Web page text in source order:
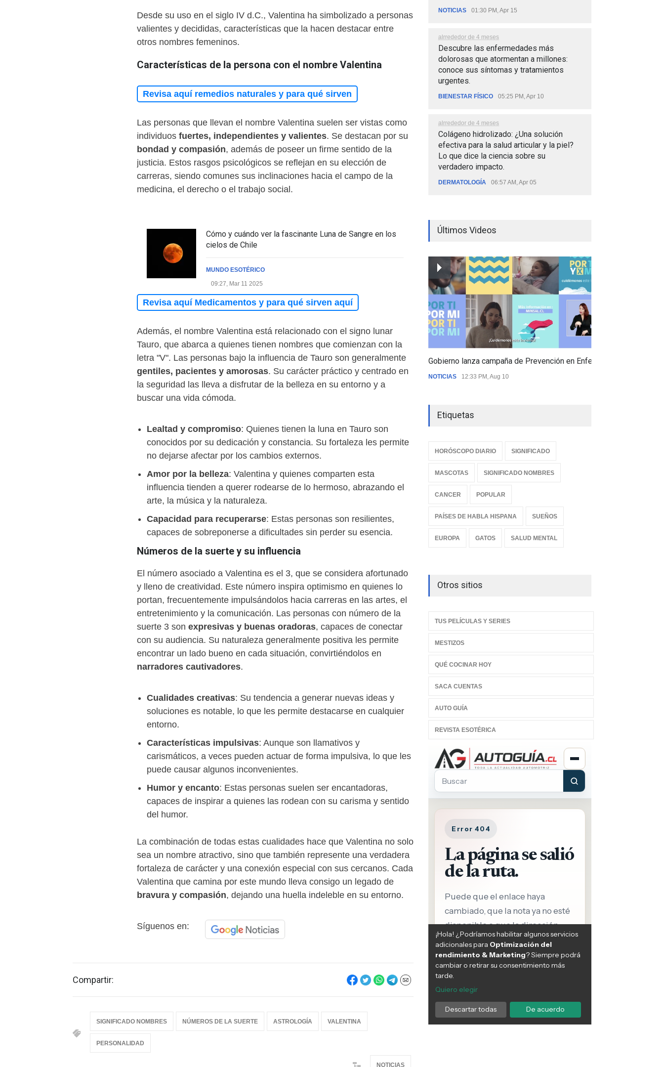
Desde su uso en el siglo IV d.C., Valentina ha simbolizado a personas
valientes y decididas, características que la hacen destacar entre
otros nombres femeninos.
Características de la persona con el nombre Valentina
Revisa aquí remedios naturales y para qué sirven
Las personas que llevan el nombre Valentina suelen ser vistas como
individuos fuertes, independientes y valientes. Se destacan por su
bondad y compasión, además de poseer un firme sentido de la
justicia. Estos rasgos psicológicos se reflejan en su elección de
carreras, siendo comunes sus inclinaciones hacia el campo de la
medicina, el derecho o el trabajo social.
Cómo y cuándo ver la fascinante Luna de Sangre en los
cielos de Chile
MUNDO ESOTÉRICO
09:27, Mar 11 2025
Revisa aquí Medicamentos y para qué sirven aquí
Además, el nombre Valentina está relacionado con el signo lunar
Tauro, que abarca a quienes tienen nombres que comienzan con la
letra "V". Las personas bajo la influencia de Tauro son generalmente
gentiles, pacientes y amorosas. Su carácter práctico y centrado en
la seguridad las lleva a disfrutar de la belleza en su entorno y a
buscar una vida cómoda.
Lealtad y compromiso: Quienes tienen la luna en Tauro son
conocidos por su dedicación y constancia. Su fortaleza les permite
no dejarse afectar por los cambios externos.
Amor por la belleza: Valentina y quienes comparten esta
influencia tienden a querer rodearse de lo hermoso, abrazando el
arte, la música y la naturaleza.
Capacidad para recuperarse: Estas personas son resilientes,
capaces de sobreponerse a dificultades sin perder su esencia.
Números de la suerte y su influencia
El número asociado a Valentina es el 3, que se considera afortunado
y lleno de creatividad. Este número inspira optimismo en quienes lo
portan, frecuentemente impulsándolos hacia carreras en las artes, el
entretenimiento y la comunicación. Las personas con número de la
suerte 3 son expresivas y buenas oradoras, capaces de conectar
con su audiencia. Su naturaleza generalmente positiva les permite
encontrar un lado bueno en cada situación, convirtiéndolos en
narradores cautivadores.
Cualidades creativas: Su tendencia a generar nuevas ideas y
soluciones es notable, lo que les permite destacarse en cualquier
entorno.
Características impulsivas: Aunque son llamativos y
carismáticos, a veces pueden actuar de forma impulsiva, lo que les
puede causar algunos inconvenientes.
Humor y encanto: Estas personas suelen ser encantadoras,
capaces de inspirar a quienes las rodean con su carisma y sentido
del humor.
La combinación de todas estas cualidades hace que Valentina no solo
sea un nombre atractivo, sino que también represente una verdadera
fortaleza de carácter y una conexión especial con sus cercanos. Cada
Valentina que camina por este mundo lleva consigo un legado de
bravura y compasión, dejando una huella indeleble en su entorno.
Síguenos en:
Compartir:
SIGNIFICADO NOMBRES NÚMEROS DE LA SUERTE ASTROLOGÍA VALENTINA
PERSONALIDAD
NOTICIAS
NOTICIAS 01:30 PM, Apr 15
alrrededor de 4 meses
Descubre las enfermedades más
dolorosas que atormentan a millones:
conoce sus síntomas y tratamientos
urgentes.
BIENESTAR FÍSICO 05:25 PM, Apr 10
alrrededor de 4 meses
Colágeno hidrolizado: ¿Una solución
efectiva para la salud articular y la piel?
Lo que dice la ciencia sobre su
verdadero impacto.
DERMATOLOGÍA 06:57 AM, Apr 05
Últimos Videos
Gobierno lanza campaña de Prevención en Enfermedades
NOTICIAS 12:33 PM, Aug 10
Etiquetas
HORÓSCOPO DIARIO SIGNIFICADO
MASCOTAS SIGNIFICADO NOMBRES
CANCER POPULAR
PAÍSES DE HABLA HISPANA SUEÑOS
EUROPA GATOS SALUD MENTAL
Otros sitios
TUS PELÍCULAS Y SERIES
MESTIZOS
QUÉ COCINAR HOY
SACA CUENTAS
AUTO GUÍA
REVISTA ESOTÉRICA